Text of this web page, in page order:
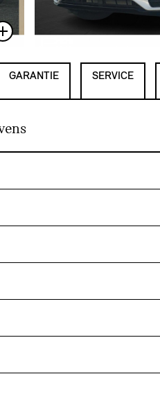
GARANTIE SERVICE